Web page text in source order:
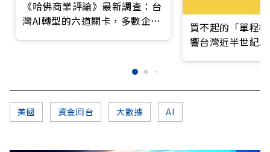
《哈佛商業評論》最新調查：台
灣AI轉型的六道關卡，多數企業
買不起的「單程
響台灣近半世紀
美國 資金回台 大數據 AI